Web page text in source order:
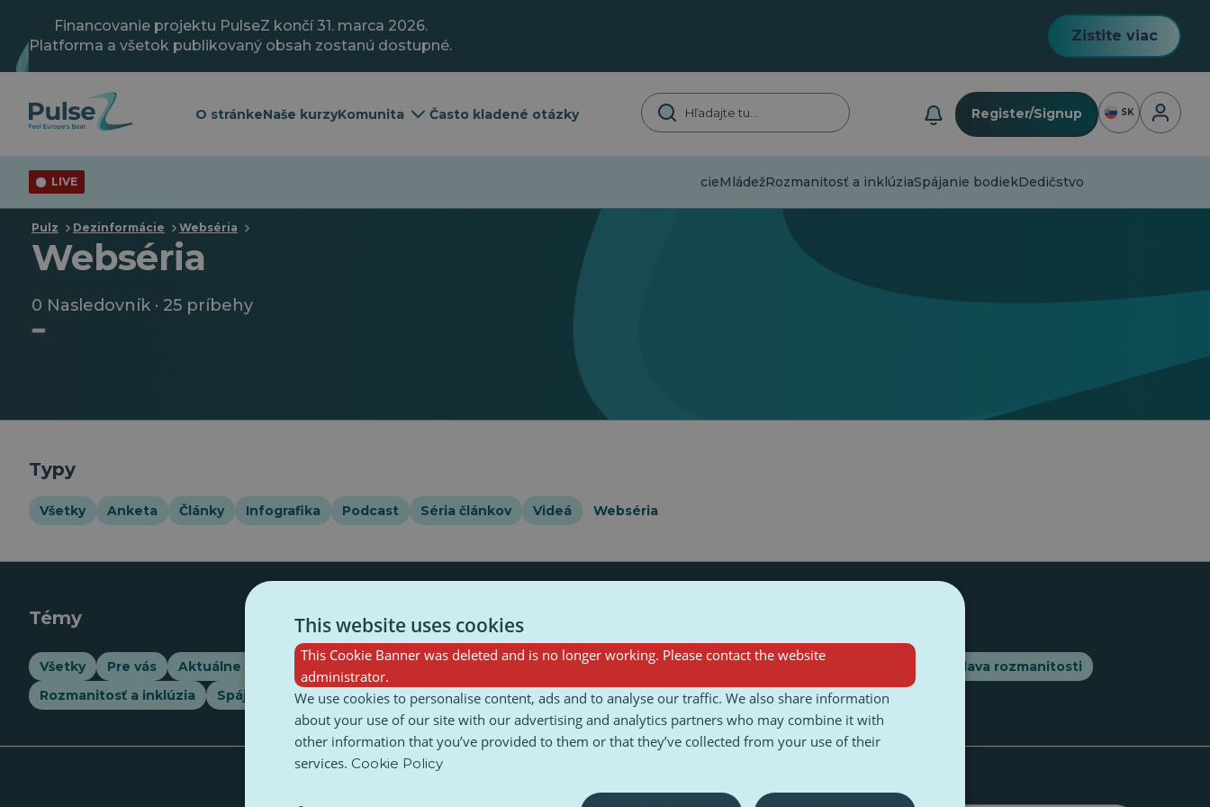
hlavný
obsah
Financovanie projektu PulseZ končí 31. marca 2026.
Platforma a všetok publikovaný obsah zostanú dostupné.
Zistite viac
O stránkeNaše kurzyKomunita Často kladené otázky Register/Signup SK
LIVE DezinformácieMládežRozmanitosť a inklúziaSpájanie bodiekDedičstvo
Pulz Dezinformácie Webséria
Webséria
0 Nasledovník · 25 príbehy
Typy
Všetky Anketa Články Infografika Podcast Séria článkov Videá Webséria
Témy
Všetky Pre vás Aktuálne dianie Dezinformácie
Oslava rozmanitosti
Rozmanitosť a inklúzia
Spájanie bodiek Technológia Všeobecné
This website uses cookies
This Cookie Banner was deleted and is no longer working. Please contact the website
administrator.
We use cookies to personalise content, ads and to analyse our traffic. We also share information
about your use of our site with our advertising and analytics partners who may combine it with
other information that you’ve provided to them or that they’ve collected from your use of their
services. Cookie Policy